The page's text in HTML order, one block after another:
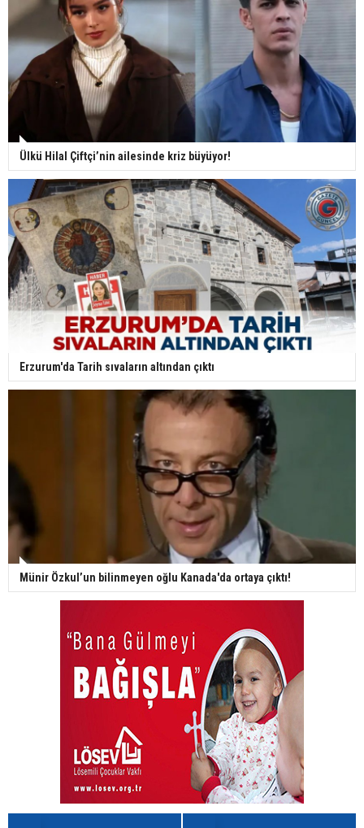
Ülkü Hilal Çiftçi’nin ailesinde kriz büyüyor!
Erzurum'da Tarih sıvaların altından çıktı
Münir Özkul’un bilinmeyen oğlu Kanada'da ortaya çıktı!